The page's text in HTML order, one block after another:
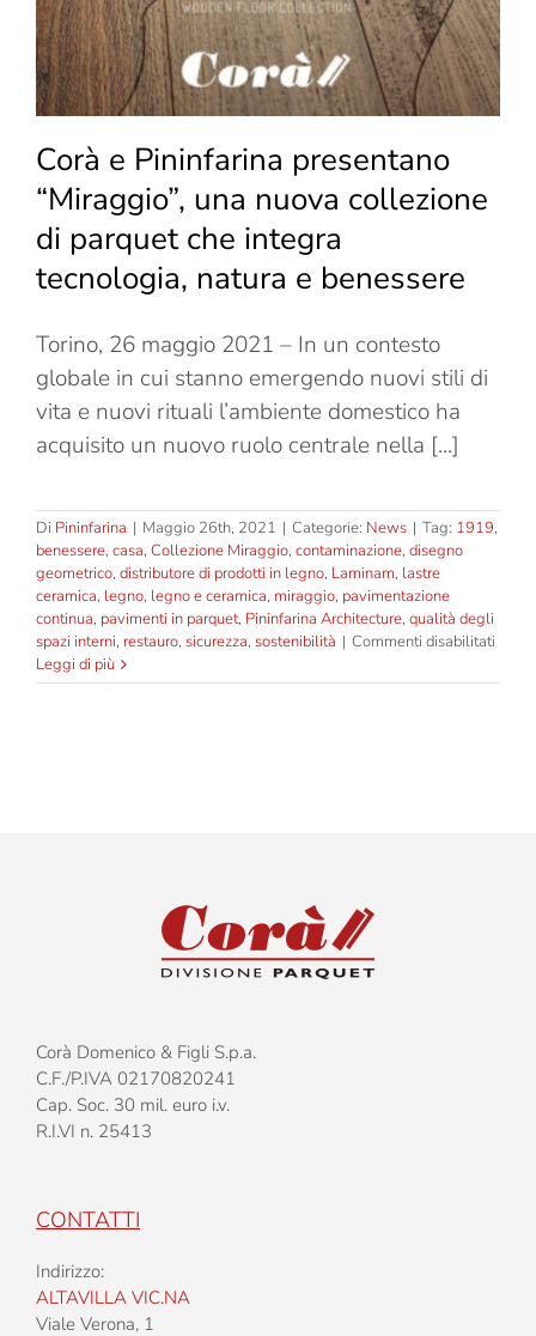
Corà e Pininfarina presentano
“Miraggio”, una nuova collezione
di parquet che integra
tecnologia, natura e benessere
Torino, 26 maggio 2021 – In un contesto
globale in cui stanno emergendo nuovi stili di
vita e nuovi rituali l’ambiente domestico ha
acquisito un nuovo ruolo centrale nella [...]
Di Pininfarina | Maggio 26th, 2021 | Categorie: News | Tag: 1919,
benessere, casa, Collezione Miraggio, contaminazione, disegno
geometrico, distributore di prodotti in legno, Laminam, lastre
ceramica, legno, legno e ceramica, miraggio, pavimentazione
continua, pavimenti in parquet, Pininfarina Architecture, qualità degli
spazi interni, restauro, sicurezza, sostenibilità | Commenti disabilitati
e
Leggi di più
Corà Domenico & Figli S.p.a.
C.F./P.IVA 02170820241
Cap. Soc. 30 mil. euro i.v.
R.I.VI n. 25413
CONTATTI
Indirizzo:
ALTAVILLA VIC.NA
Viale Verona, 1